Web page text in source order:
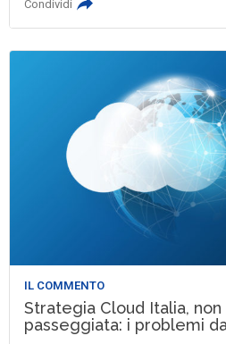
Condividi
IL COMMENTO
Strategia Cloud Italia, non
passeggiata: i problemi